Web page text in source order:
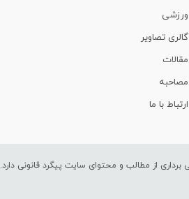
ورزشی
گالری تصاویر
مقالات
مصاحبه
ارتباط با ما
از مطالب و محتوای سایت پیگرد قانونی دارد.